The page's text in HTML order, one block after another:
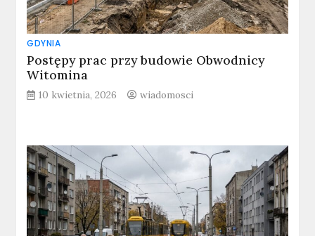
GDYNIA
Postępy prac przy budowie Obwodnicy
Witomina
10 kwietnia, 2026 wiadomosci